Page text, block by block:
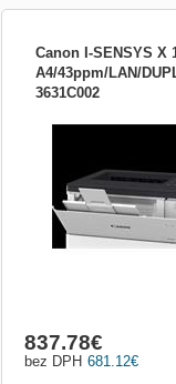
Canon I-SENSYS X
A4/43ppm/LAN/
3631C002
tiskárna (UFR II / PCL a
+ možnost získat akční
681.12€
bez DPH
837.78€